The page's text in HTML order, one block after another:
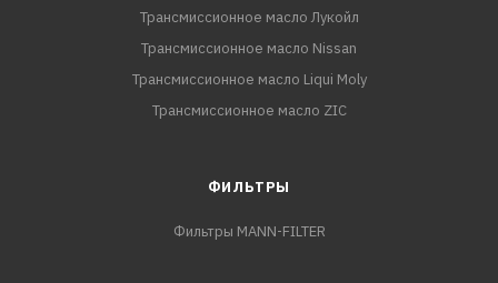
Трансмиссионное масло Лукойл
Трансмиссионное масло Nissan
Трансмиссионное масло Liqui Moly
Трансмиссионное масло ZIC
ФИЛЬТРЫ
Фильтры MANN-FILTER